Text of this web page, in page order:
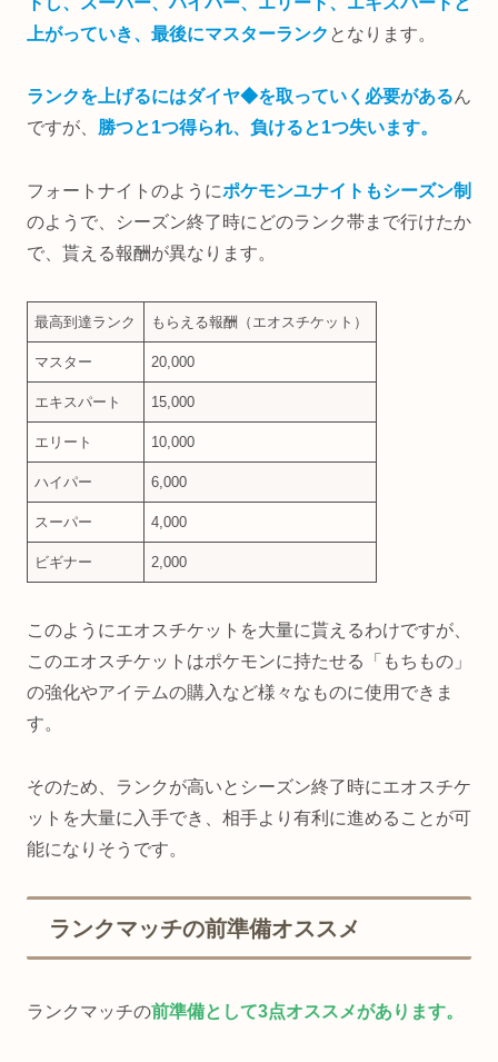
上がっていき、最後にマスターランク となります。
ランクを上げるにはダイヤ◆を取っていく必要があるん
ですが、 勝つと1つ得られ、負けると1つ失います。
フォートナイトのようにポケモンユナイトもシーズン制
のようで、シーズン終了時にどのランク帯まで行けたか
で、貰える報酬が異なります。
最高到達ランク もらえる報酬（エオスチケット）
マスター 20,000
エキスパート 15,000
エリート 10,000
ハイパー 6,000
スーパー 4,000
ビギナー 2,000
このようにエオスチケットを大量に貰えるわけですが、
このエオスチケットはポケモンに持たせる「もちもの」
の強化やアイテムの購入など様々なものに使用できま
す。
そのため、ランクが高いとシーズン終了時にエオスチケ
ットを大量に入手でき、相手より有利に進めることが可
能になりそうです。
ランクマッチの前準備オススメ
ランクマッチの前準備として3点オススメがあります。